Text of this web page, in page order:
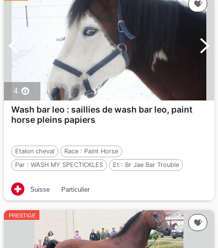
4
Wash bar leo : saillies de wash bar leo, paint
horse pleins papiers
Etalon cheval Race : Paint Horse
Par : WASH MY SPECTICKLES Et : Br Jae Bar Trouble
Suisse
Particulier
PRESTIGE